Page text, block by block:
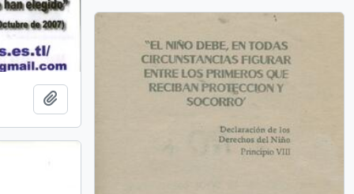
Añadir al portapapeles